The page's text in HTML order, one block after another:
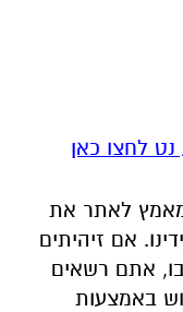
לחצו כאן
מאמץ לאתר את
אם זיהיתים
בו, אתם רשאים
באמצעות